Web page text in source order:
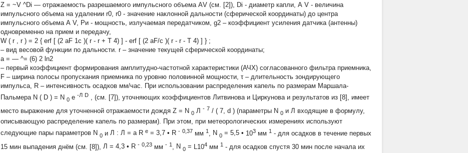
Z = ~V ^Di — отражаемость разрешаемого импульсного объема АV (см. [2]), Di - диаметр капли, А V - величина
импульсного объема на удалении r0, r0 - значение наклонной дальности (сферической координаты) до центра
импульсного объема А V, Ри - мощность, излучаемая передатчиком, g2 – коэффициент усиления датчика (антенны)
одновременно на прием и передачу,
W ( r r ) = 2 { erf [ (2 aF 1c )( r - r + T 4) ] - erf [ (2 aF/c )( r - r - T 4) ] } ;
– вид весовой функции по дальности. r – значение текущей сферической координаты;
a = — ^= (6) 2 ln2
– первый коэффициент формирования амплитудно-частотной характеристики (АЧХ) согласованного фильтра приемника,
F – ширина полосы пропускания приемника по уровню половинной мощности, τ – длительность зондирующего
импульса, R – интенсивность осадков мм/час. При использовании распределения капель по размерам Маршала-
Пальмера N ( D ) = N 0 e -Л D
, (см. [7]), уточняющих коэффициентов Литвинова и Циркунова и результатов из [8], имеет
место выражение для уточненной отражаемости дождя Z = N 0 Л - 7 / ( 7, d ) (параметры N 0 и Л входящие в формулу,
описывающую распределение капель по размерам). При этом, при метеорологических измерениях используют
следующие пары параметров N 0 и Л : Л = a R e = 3,7 • R - 0,37 мм 1 N 0 = 5,5 • 103 мм 1 - для осадков в течение первых
15 мин выпадения днём (см. [8]), Л = 4,3 • R - 0,23 мм - 1 N 0 = L104 мм 1 - для осадков спустя 30 мин после начала их